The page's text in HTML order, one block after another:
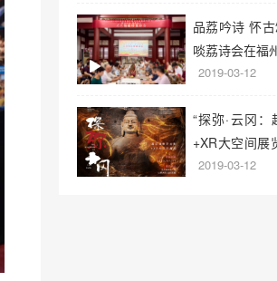
品荔吟诗 怀
啖荔诗会在福
2019-03-12
“探弥·云冈
+XR大空间展
窟云冈美术馆
2019-03-12